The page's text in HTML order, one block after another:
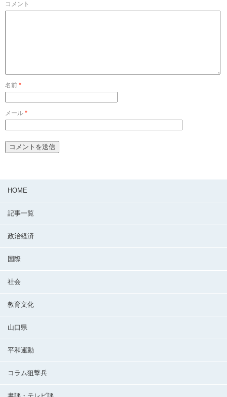
コメント
名前 *
メール *
HOME
記事一覧
政治経済
国際
社会
教育文化
山口県
平和運動
コラム狙撃兵